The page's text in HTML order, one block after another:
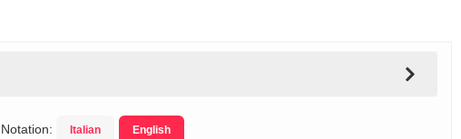
Notation: Italian English